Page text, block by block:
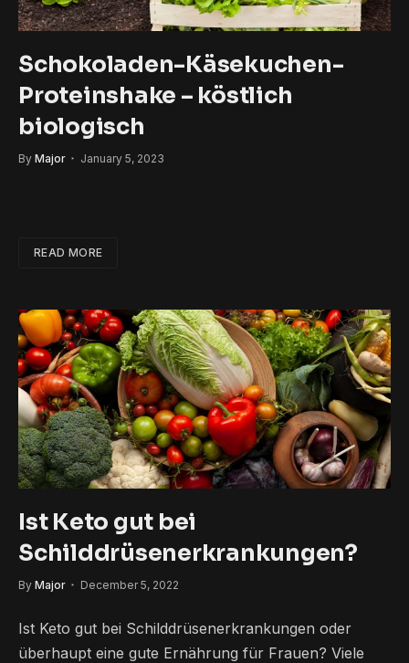
Schokoladen-Käsekuchen-
Proteinshake – köstlich
biologisch
By Major January 5, 2023
READ MORE
Ist Keto gut bei
Schilddrüsenerkrankungen?
By Major December 5, 2022
Ist Keto gut bei Schilddrüsenerkrankungen oder
überhaupt eine gute Ernährung für Frauen? Viele